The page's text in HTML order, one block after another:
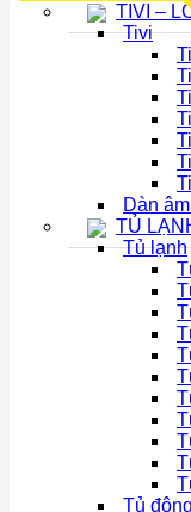
TIVI –
Tivi
Dàn
TỦ
Tủ lạnh
Tủ đông